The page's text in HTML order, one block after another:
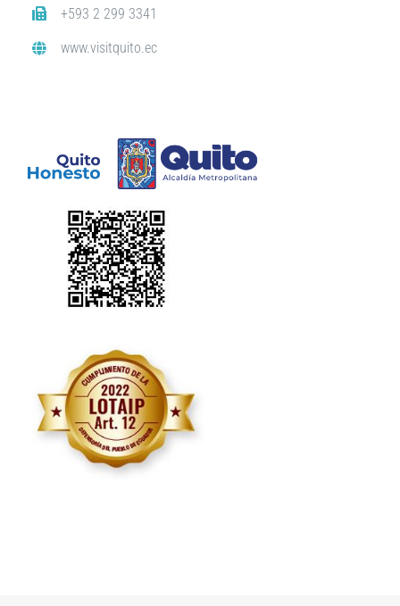
+593 2 299 3341
www.visitquito.ec